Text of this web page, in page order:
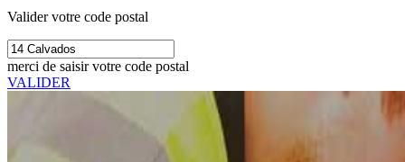
Valider votre code postal
merci de saisir votre code postal
VALIDER